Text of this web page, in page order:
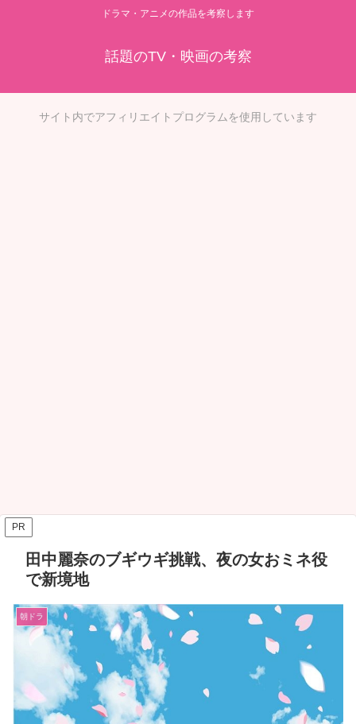
ドラマ・アニメの作品を考察します
話題のTV・映画の考察
サイト内でアフィリエイトプログラムを使用しています
PR
田中麗奈のブギウギ挑戦、夜の女おミネ役
で新境地
朝ドラ